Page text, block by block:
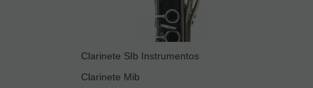
Clarinete SIb Instrumentos
Clarinete Mib